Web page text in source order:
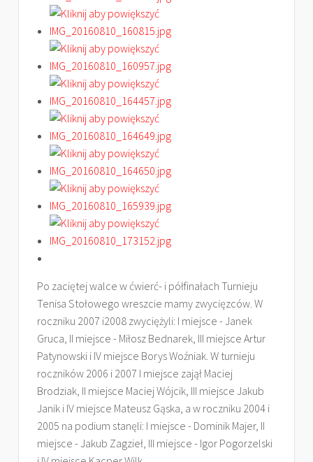
Po zaciętej walce w ćwierć- i półfinałach Turnieju
Tenisa Stołowego wreszcie mamy zwycięzców. W
roczniku 2007 i2008 zwyciężyli: I miejsce - Janek
Gruca, II miejsce - Miłosz Bednarek, III miejsce Artur
Patynowski i IV miejsce Borys Woźniak. W turnieju
roczników 2006 i 2007 I miejsce zajął Maciej
Brodziak, II miejsce Maciej Wójcik, III miejsce Jakub
Janik i IV miejsce Mateusz Gąska, a w roczniku 2004 i
2005 na podium stanęli: I miejsce - Dominik Majer, II
miejsce - Jakub Zagzieł, III miejsce - Igor Pogorzelski